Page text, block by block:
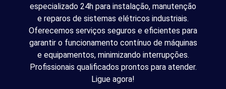
especializado 24h para instalação, manutenção
e reparos de sistemas elétricos industriais.
Oferecemos serviços seguros e eficientes para
garantir o funcionamento contínuo de máquinas
e equipamentos, minimizando interrupções.
Profissionais qualificados prontos para atender.
Ligue agora!